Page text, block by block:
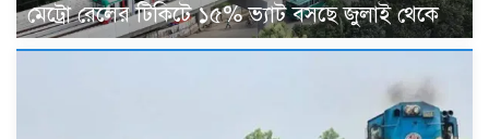
মেট্রো রেলের টিকিটে ১৫% ভ্যাট বসছে জুলাই থেকে